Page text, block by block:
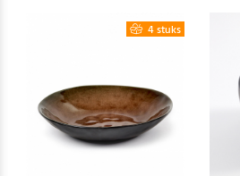
4 stuks